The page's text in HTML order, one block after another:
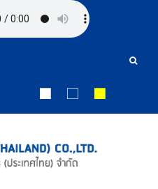
เครื่อ